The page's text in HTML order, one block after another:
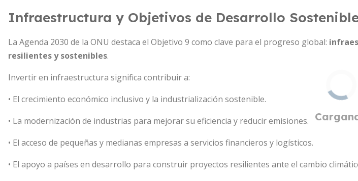
Infraestructura y Objetivos de Desarrollo
La Agenda 2030 de la ONU destaca el Objetivo 9 como clave para el progreso global:
resilientes y sostenibles.
Invertir en infraestructura significa contribuir a:
• El crecimiento económico inclusivo y la industrialización sostenible.
• La modernización de industrias para mejorar su eficiencia y reducir emisiones.
• El acceso de pequeñas y medianas empresas a servicios financieros y logísticos.
• El apoyo a países en desarrollo para construir proyectos resilientes ante el cambio